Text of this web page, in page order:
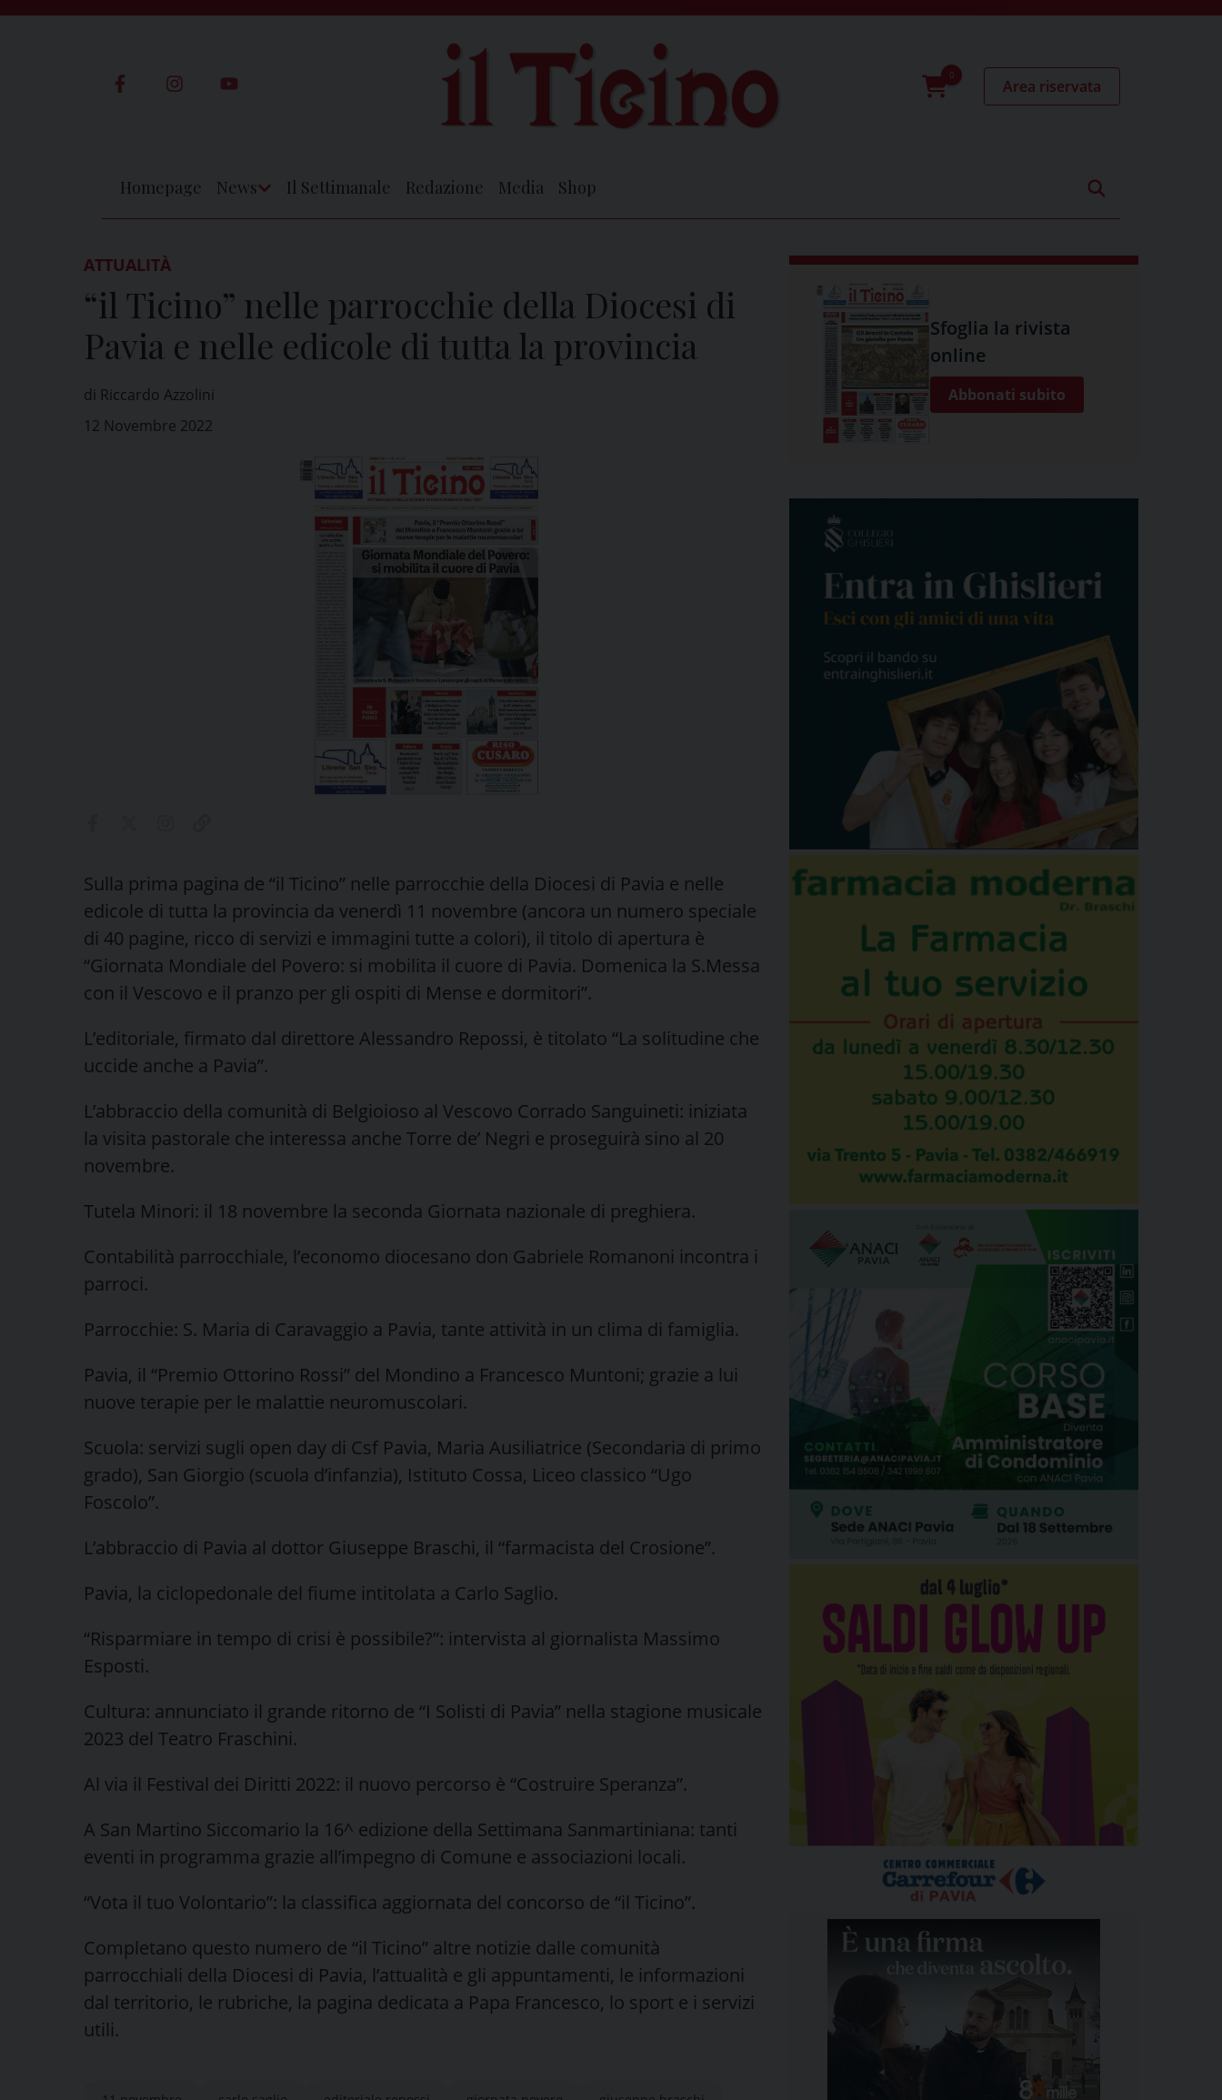
0
Area riservata
Homepage News Il Settimanale Redazione Media Shop
ATTUALITÀ
“il Ticino” nelle parrocchie della Diocesi di
Pavia e nelle edicole di tutta la provincia
di Riccardo Azzolini
12 Novembre 2022
Sulla prima pagina de “il Ticino” nelle parrocchie della Diocesi di Pavia e nelle
edicole di tutta la provincia da venerdì 11 novembre (ancora un numero speciale
di 40 pagine, ricco di servizi e immagini tutte a colori), il titolo di apertura è
“Giornata Mondiale del Povero: si mobilita il cuore di Pavia. Domenica la S.Messa
con il Vescovo e il pranzo per gli ospiti di Mense e dormitori”.
L’editoriale, firmato dal direttore Alessandro Repossi, è titolato “La solitudine che
uccide anche a Pavia”.
L’abbraccio della comunità di Belgioioso al Vescovo Corrado Sanguineti: iniziata
la visita pastorale che interessa anche Torre de’ Negri e proseguirà sino al 20
novembre.
Tutela Minori: il 18 novembre la seconda Giornata nazionale di preghiera.
Contabilità parrocchiale, l’economo diocesano don Gabriele Romanoni incontra i
parroci.
Parrocchie: S. Maria di Caravaggio a Pavia, tante attività in un clima di famiglia.
Pavia, il “Premio Ottorino Rossi” del Mondino a Francesco Muntoni; grazie a lui
nuove terapie per le malattie neuromuscolari.
Scuola: servizi sugli open day di Csf Pavia, Maria Ausiliatrice (Secondaria di primo
grado), San Giorgio (scuola d’infanzia), Istituto Cossa, Liceo classico “Ugo
Foscolo”.
L’abbraccio di Pavia al dottor Giuseppe Braschi, il “farmacista del Crosione”.
Pavia, la ciclopedonale del fiume intitolata a Carlo Saglio.
“Risparmiare in tempo di crisi è possibile?”: intervista al giornalista Massimo
Esposti.
Cultura: annunciato il grande ritorno de “I Solisti di Pavia” nella stagione musicale
2023 del Teatro Fraschini.
Al via il Festival dei Diritti 2022: il nuovo percorso è “Costruire Speranza”.
A San Martino Siccomario la 16^ edizione della Settimana Sanmartiniana: tanti
eventi in programma grazie all’impegno di Comune e associazioni locali.
“Vota il tuo Volontario”: la classifica aggiornata del concorso de “il Ticino”.
Completano questo numero de “il Ticino” altre notizie dalle comunità
parrocchiali della Diocesi di Pavia, l’attualità e gli appuntamenti, le informazioni
dal territorio, le rubriche, la pagina dedicata a Papa Francesco, lo sport e i servizi
utili.
Sfoglia la rivista
online
Abbonati subito